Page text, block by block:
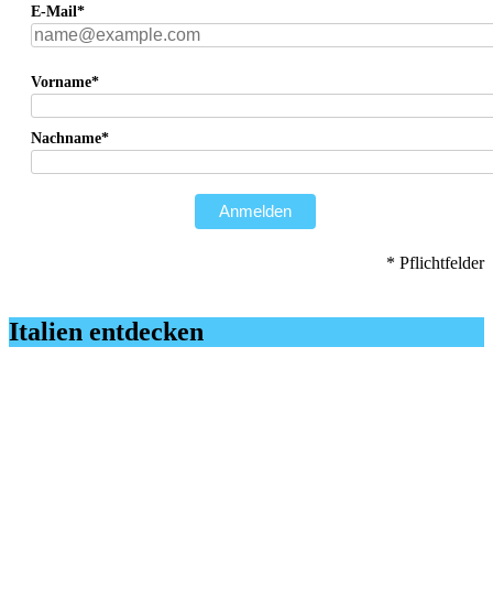
E-Mail*
Vorname*
Nachname*
Anmelden
* Pflichtfelder
Italien entdecken